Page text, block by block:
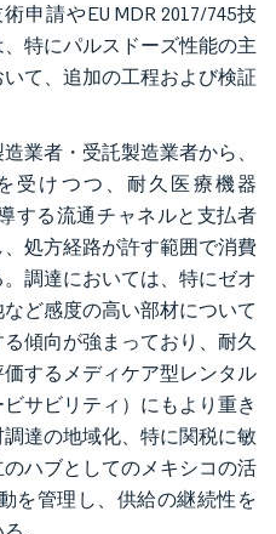
申請やEU MDR 2017/745技
特にパルスドーズ性能の主
て、追加の工程および検証
業者・受託製造業者から、
受けつつ、耐久医療機器
する流通チャネルと支払者
処方経路が許す範囲で消費
調達においては、特にゼオ
ど感度の高い部材について
傾向が強まっており、耐久
するメディケア型レンタル
サビリティ）にもより重き
達の地域化、特に関税に敏
ハブとしてのメキシコの活
を管理し、供給の継続性を